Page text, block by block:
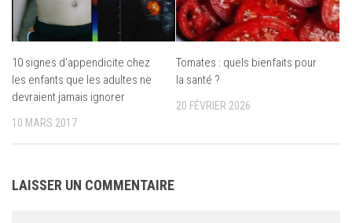
10 signes d’appendicite chez
les enfants que les adultes ne
devraient jamais ignorer
10 MARS 2017
Tomates : quels bienfaits pour
la santé ?
20 FÉVRIER 2026
LAISSER UN COMMENTAIRE